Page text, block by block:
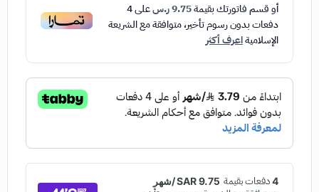
أو قسم فاتورتك بقيمة9.75 ر.س على4
دفعات بدون رسوم تأخير، متوافقة مع الشريعة
الإسلاميةاعرف أكثر